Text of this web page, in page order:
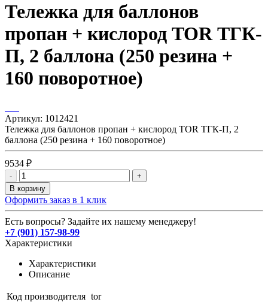
Тележка для баллонов
пропан + кислород TOR ТГК-
П, 2 баллона (250 резина +
160 поворотное)
Артикул: 1012421
Тележка для баллонов пропан + кислород TOR ТГК-П, 2
баллона (250 резина + 160 поворотное)
9534 ₽
-
+
В корзину
Оформить заказ в 1 клик
Есть вопросы? Задайте их нашему менеджеру!
+7 (901) 157-98-99
Характеристики
Характеристики
Описание
Код производителя tor